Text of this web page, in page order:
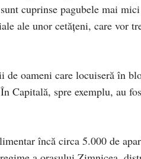
cuprinse pagubele mai
ale unor cetăţeni, care vor
de oameni care locuiseră în
Capitală, spre exemplu, au
încă circa 5.000 de